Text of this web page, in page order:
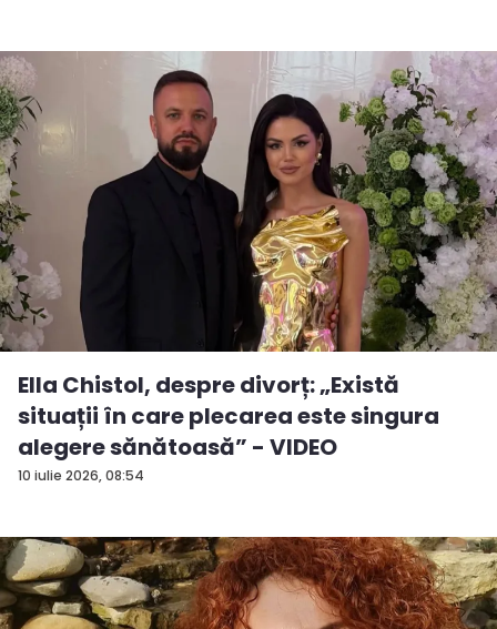
10 iulie 2026, 08:54
Ella Chistol, despre divorț: „Există
situații în care plecarea este singura
alegere sănătoasă” - VIDEO